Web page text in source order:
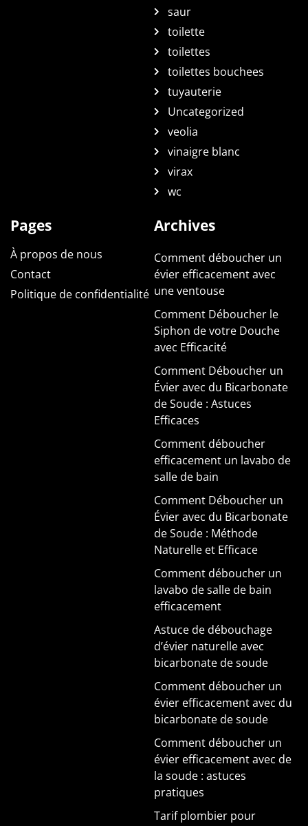
saur
toilette
toilettes
toilettes bouchees
tuyauterie
Uncategorized
veolia
vinaigre blanc
virax
wc
Pages
À propos de nous
Contact
Politique de confidentialité
Archives
Comment déboucher un
évier efficacement avec
une ventouse
Comment Déboucher le
Siphon de votre Douche
avec Efficacité
Comment Déboucher un
Évier avec du Bicarbonate
de Soude : Astuces
Efficaces
Comment déboucher
efficacement un lavabo de
salle de bain
Comment Déboucher un
Évier avec du Bicarbonate
de Soude : Méthode
Naturelle et Efficace
Comment déboucher un
lavabo de salle de bain
efficacement
Astuce de débouchage
d’évier naturelle avec
bicarbonate de soude
Comment déboucher un
évier efficacement avec du
bicarbonate de soude
Comment déboucher un
évier efficacement avec de
la soude : astuces
pratiques
Tarif plombier pour